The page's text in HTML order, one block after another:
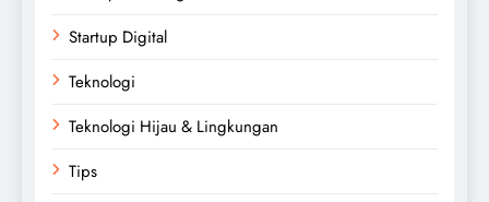
Startup Digital
Teknologi
Teknologi Hijau & Lingkungan
Tips